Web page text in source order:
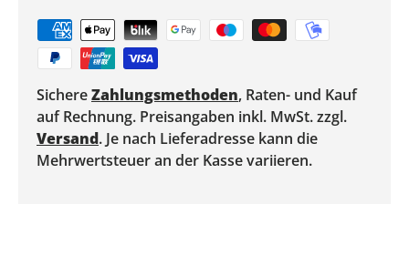
SichereZahlungsmethoden, Raten- und Kauf
auf Rechnung. Preisangaben inkl. MwSt. zzgl.
Versand. Je nach Lieferadresse kann die
Mehrwertsteuer an der Kasse variieren.